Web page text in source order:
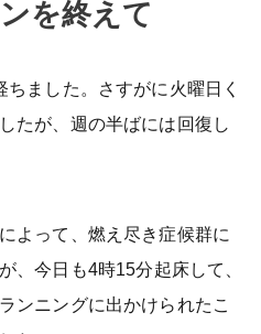
を終えて
ました。さすがに火曜日く
たが、週の半ばには回復し
よって、燃え尽き症候群に
、今日も4時15分起床して、
ンニングに出かけられたこ